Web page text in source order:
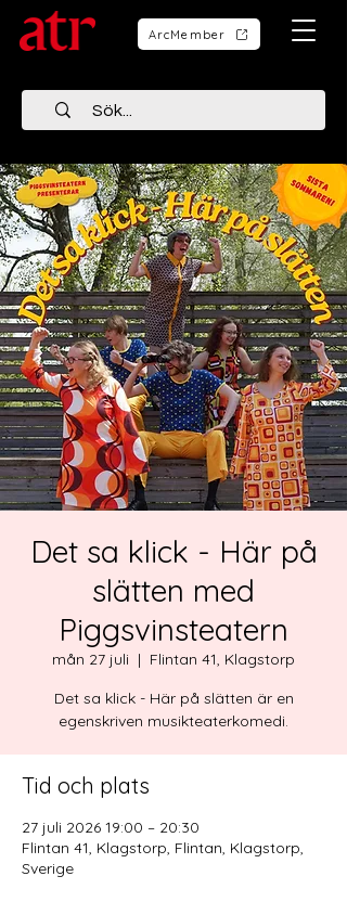
ArcMember
Det sa klick - Här på
slätten med
Piggsvinsteatern
mån 27 juli
  |
Flintan 41, Klagstorp
Det sa klick - Här på slätten är en
egenskriven musikteaterkomedi.
Tid och plats
27 juli 2026 19:00 – 20:30
Flintan 41, Klagstorp, Flintan, Klagstorp,
Sverige